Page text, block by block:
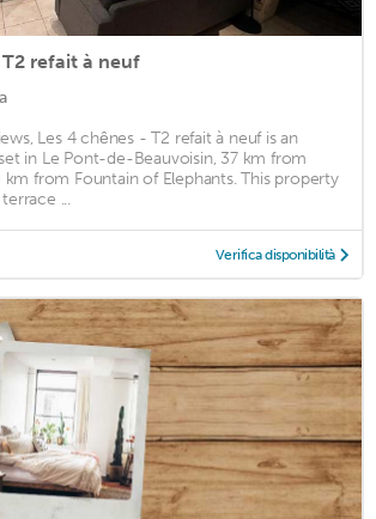
refait à neuf
Les 4 chênes - T2 refait à neuf is an
in Le Pont-de-Beauvoisin, 37 km from
km from Fountain of Elephants. This property
...
Verifica disponibilità